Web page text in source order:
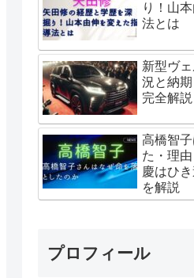
り！山
法とは
新型ヴ
況と納
完全解説
高橋智
た・理
慶はひ
を解説
プロフィール